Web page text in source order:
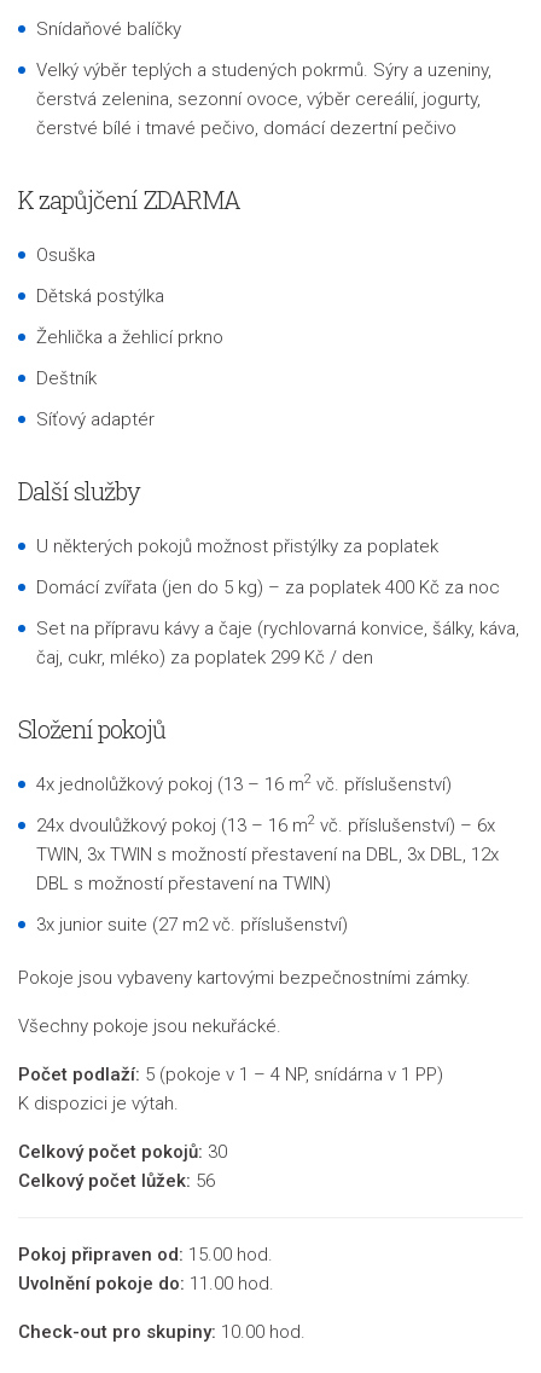
Snídaňové balíčky
Velký výběr teplých a studených pokrmů. Sýry a uzeniny,
čerstvá zelenina, sezonní ovoce, výběr cereálií, jogurty,
čerstvé bílé i tmavé pečivo, domácí dezertní pečivo
K zapůjčení ZDARMA
Osuška
Dětská postýlka
Žehlička a žehlicí prkno
Deštník
Síťový adaptér
Další služby
U některých pokojů možnost přistýlky za poplatek
Domácí zvířata (jen do 5 kg) – za poplatek 400 Kč za noc
Set na přípravu kávy a čaje (rychlovarná konvice, šálky, káva,
čaj, cukr, mléko) za poplatek 299 Kč / den
Složení pokojů
4x jednolůžkový pokoj (13 – 16 m2 vč. příslušenství)
24x dvoulůžkový pokoj (13 – 16 m2 vč. příslušenství) – 6x
TWIN, 3x TWIN s možností přestavení na DBL, 3x DBL, 12x
DBL s možností přestavení na TWIN)
3x junior suite (27 m2 vč. příslušenství)
Pokoje jsou vybaveny kartovými bezpečnostními zámky.
Všechny pokoje jsou nekuřácké.
Počet podlaží: 5 (pokoje v 1 – 4 NP, snídárna v 1 PP)
K dispozici je výtah.
Celkový počet pokojů: 30
Celkový počet lůžek: 56
Pokoj připraven od: 15.00 hod.
Uvolnění pokoje do: 11.00 hod.
Check-out pro skupiny: 10.00 hod.